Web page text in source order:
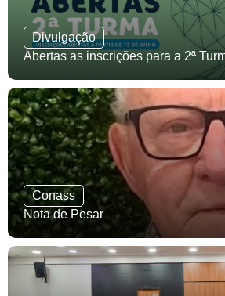
Divulgação
Abertas as inscrições para a 2ª
Conass
Nota de Pesar